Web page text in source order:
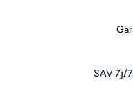
SAV 7j/